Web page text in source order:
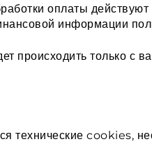
оплаты
информации
происходить только с
технические cookies,